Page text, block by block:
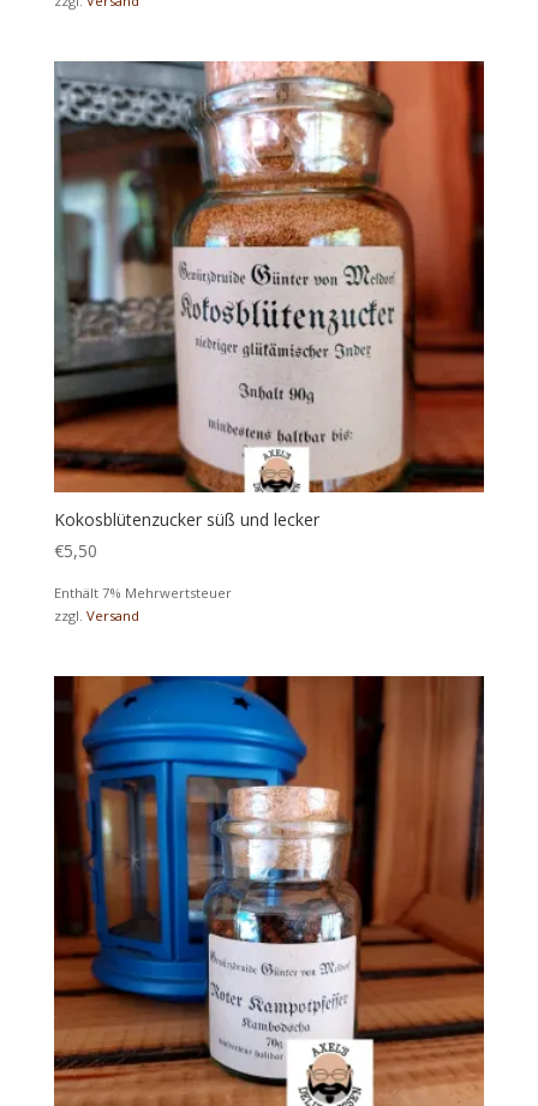
Kokosblütenzucker süß und lecker
€5,50
Enthält 7% Mehrwertsteuer
zzgl. Versand